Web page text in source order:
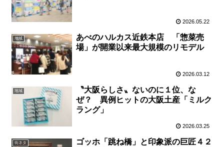
2026.05.22
地域
あべのハルカス近鉄本店 「惣菜売
場」が開業以来最大規模のリモデル
2026.03.12
地域
〝大阪らしさ〟ないのに１位、な
ぜ？ 異例ヒットの大阪土産「ミルク
ラング」
2026.03.25
街ネタ
ゴッホ「跳ね橋」と印象派の巨匠４２